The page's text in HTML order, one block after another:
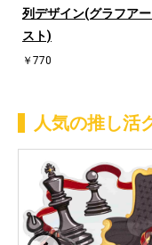
列デザイン(グラフア
スト)
￥770
人気の推し活